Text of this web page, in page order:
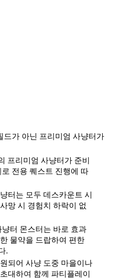
드가 아닌 프리미엄 사냥터가
프리미엄 사냥터가 준비
전용 퀘스트 진행에 따
터는 모두 데스카운트 시
망 시 경험치 하락이 없
터 몬스터는 바로 효과
물약을 드랍하여 편한
.
되어 사냥 도중 마을이나
대하여 함께 파티플레이